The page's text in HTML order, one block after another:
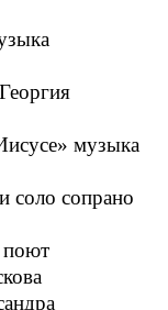
музыка
соло сопрано
поют